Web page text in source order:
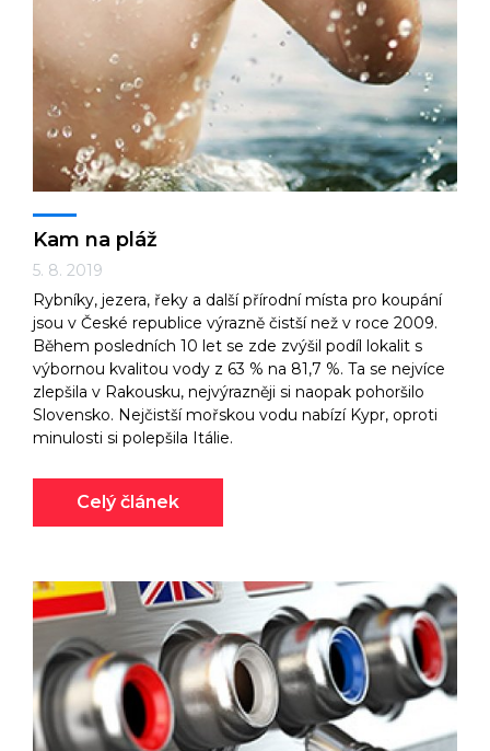
Kam na pláž
5. 8. 2019
Rybníky, jezera, řeky a další přírodní místa pro koupání
jsou v České republice výrazně čistší než v roce 2009.
Během posledních 10 let se zde zvýšil podíl lokalit s
výbornou kvalitou vody z 63 % na 81,7 %. Ta se nejvíce
zlepšila v Rakousku, nejvýrazněji si naopak pohoršilo
Slovensko. Nejčistší mořskou vodu nabízí Kypr, oproti
minulosti si polepšila Itálie.
Celý článek